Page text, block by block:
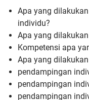
Apa yang
individu?
Apa yang
Kompetensi apa
Apa yang
pendampingan
pendampingan
pendampingan